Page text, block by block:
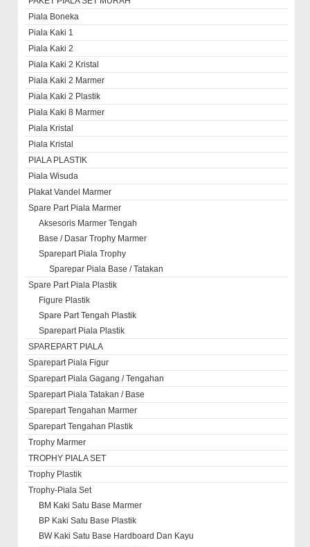
Piala Boneka
Piala Kaki 1
Piala Kaki 2
Piala Kaki 2 Kristal
Piala Kaki 2 Marmer
Piala Kaki 2 Plastik
Piala Kaki 8 Marmer
Piala Kristal
Piala Kristal
PIALA PLASTIK
Piala Wisuda
Plakat Vandel Marmer
Spare Part Piala Marmer
Aksesoris Marmer Tengah
Base / Dasar Trophy Marmer
Sparepart Piala Trophy
Sparepar Piala Base / Tatakan
Spare Part Piala Plastik
Figure Plastik
Spare Part Tengah Plastik
Sparepart Piala Plastik
SPAREPART PIALA
Sparepart Piala Figur
Sparepart Piala Gagang / Tengahan
Sparepart Piala Tatakan / Base
Sparepart Tengahan Marmer
Sparepart Tengahan Plastik
Trophy Marmer
TROPHY PIALA SET
Trophy Plastik
Trophy-Piala Set
BM Kaki Satu Base Marmer
BP Kaki Satu Base Plastik
BW Kaki Satu Base Hardboard Dan Kayu